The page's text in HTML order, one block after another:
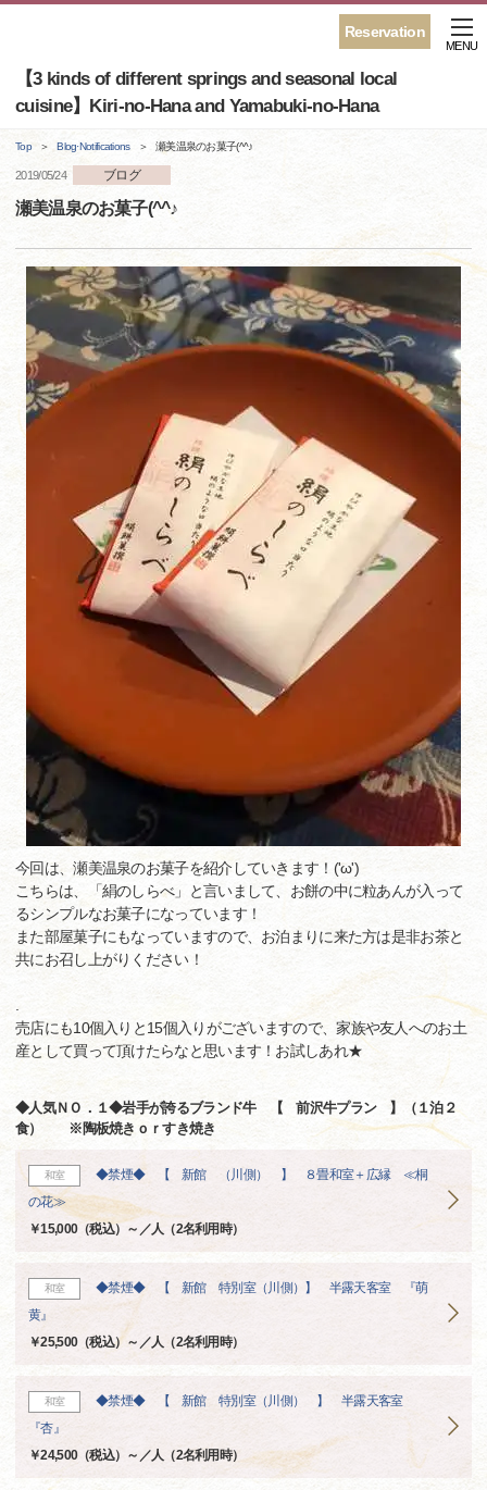
Reservation
【3 kinds of different springs and seasonal local
cuisine】Kiri-no-Hana and Yamabuki-no-Hana
MENU
Top Blog·Notifications 瀬美温泉のお菓子(^^♪
2019/05/24 ブログ
瀬美温泉のお菓子(^^♪
今回は、瀬美温泉のお菓子を紹介していきます！('ω')
こちらは、「絹のしらべ」と言いまして、お餅の中に粒あんが入って
るシンプルなお菓子になっています！
また部屋菓子にもなっていますので、お泊まりに来た方は是非お茶と
共にお召し上がりください！
売店にも10個入りと15個入りがございますので、家族や友人へのお土
産として買って頂けたらなと思います！お試しあれ★
◆人気ＮＯ．１◆岩手が誇るブランド牛 【 前沢牛プラン 】（１泊２
食） ※陶板焼きｏｒすき焼き
和室
◆禁煙◆ 【 新館 （川側） 】 ８畳和室＋広縁 ≪桐
の花≫
￥15,000（税込）～／人（2名利用時）
和室
◆禁煙◆ 【 新館 特別室（川側）】 半露天客室 『萌
黄』
￥25,500（税込）～／人（2名利用時）
和室
◆禁煙◆ 【 新館 特別室（川側） 】 半露天客室
『杏』
￥24,500（税込）～／人（2名利用時）